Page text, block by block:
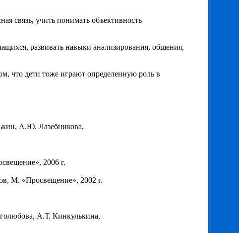
связь, учить понимать объективность
развивать навыки анализирования, общения,
что дети тоже играют определенную роль в
А.Ю. Лазебникова,
2006 г.
М. «Просвещение», 2002 г.
А.Т. Кинкулькина,